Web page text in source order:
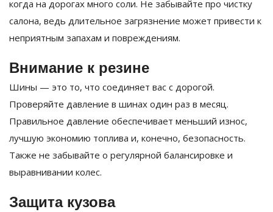
когда на дорогах много соли. Не забывайте про чистку
салона, ведь длительное загрязнение может привести к
неприятным запахам и повреждениям.
Внимание к резине
Шины — это то, что соединяет вас с дорогой.
Проверяйте давление в шинах один раз в месяц.
Правильное давление обеспечивает меньший износ,
лучшую экономию топлива и, конечно, безопасность.
Также не забывайте о регулярной балансировке и
выравнивании колес.
Защита кузова